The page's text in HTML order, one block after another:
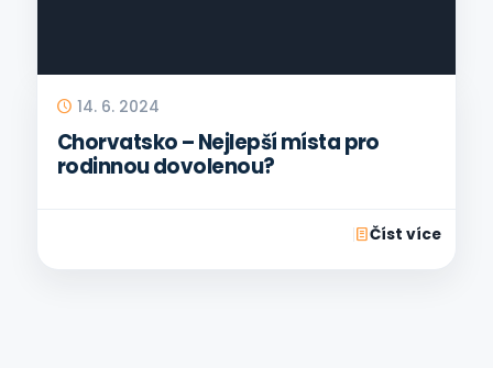
14. 6. 2024
Chorvatsko – Nejlepší místa pro
rodinnou dovolenou?
Číst více